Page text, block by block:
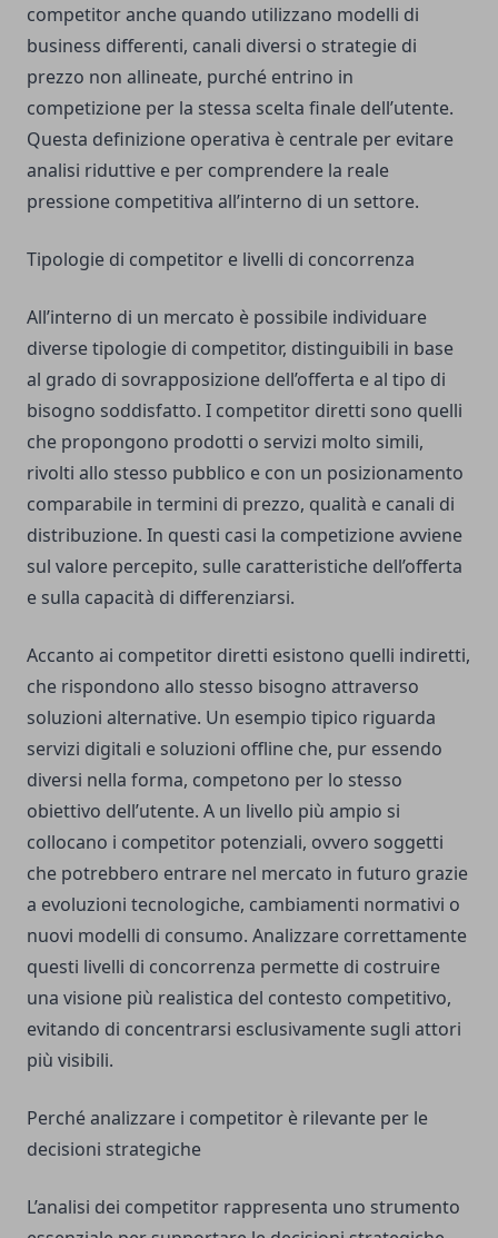
competitor anche quando utilizzano modelli di
business differenti, canali diversi o strategie di
prezzo non allineate, purché entrino in
competizione per la stessa scelta finale dell’utente.
Questa definizione operativa è centrale per evitare
analisi riduttive e per comprendere la reale
pressione competitiva all’interno di un settore.
Tipologie di competitor e livelli di concorrenza
All’interno di un mercato è possibile individuare
diverse tipologie di competitor, distinguibili in base
al grado di sovrapposizione dell’offerta e al tipo di
bisogno soddisfatto. I competitor diretti sono quelli
che propongono prodotti o servizi molto simili,
rivolti allo stesso pubblico e con un posizionamento
comparabile in termini di prezzo, qualità e canali di
distribuzione. In questi casi la competizione avviene
sul valore percepito, sulle caratteristiche dell’offerta
e sulla capacità di differenziarsi.
Accanto ai competitor diretti esistono quelli indiretti,
che rispondono allo stesso bisogno attraverso
soluzioni alternative. Un esempio tipico riguarda
servizi digitali e soluzioni offline che, pur essendo
diversi nella forma, competono per lo stesso
obiettivo dell’utente. A un livello più ampio si
collocano i competitor potenziali, ovvero soggetti
che potrebbero entrare nel mercato in futuro grazie
a evoluzioni tecnologiche, cambiamenti normativi o
nuovi modelli di consumo. Analizzare correttamente
questi livelli di concorrenza permette di costruire
una visione più realistica del contesto competitivo,
evitando di concentrarsi esclusivamente sugli attori
più visibili.
Perché analizzare i competitor è rilevante per le
decisioni strategiche
L’analisi dei competitor rappresenta uno strumento